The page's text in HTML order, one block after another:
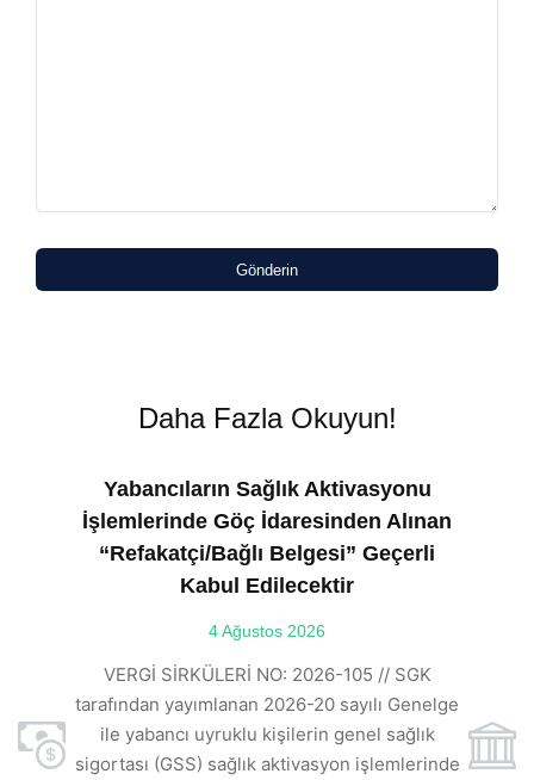
Gönderin
Daha Fazla Okuyun!
Yabancıların Sağlık Aktivasyonu
İşlemlerinde Göç İdaresinden Alınan
“Refakatçi/Bağlı Belgesi” Geçerli
Kabul Edilecektir
4 Ağustos 2026
VERGİ SİRKÜLERİ NO: 2026-105 // SGK
tarafından yayımlanan 2026-20 sayılı Genelge
ile yabancı uyruklu kişilerin genel sağlık
sigortası (GSS) sağlık aktivasyon işlemlerinde